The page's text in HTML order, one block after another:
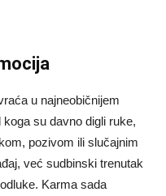
u najneobičnijem
su davno digli ruke,
pozivom ili slučajnim
već sudbinski trenutak
Karma sada